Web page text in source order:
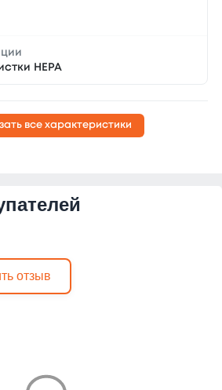
НЕРА
все характеристики
отзыв